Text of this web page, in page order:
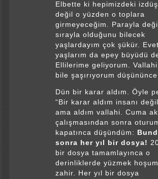
Elbette ki hepimizdeki
değil o yüzden o toplara
girmeyeceğim. Parayla
sırayla olduğunu bilecek
yaşlardayım çok şükür.
yaşlarım da epey büyüdü
Ellilerime geliyorum.
bile şaşırıyorum
Dün bir karar aldım. Öyle
“Bir karar aldım insanı
ama aldım vallahi. Cuma
çalışmasından sonra
kapatınca düşündüm:
sonra her yıl bir dosya!
bir dosya tamamlayınca o
derinliklerde yüzmek
zahir. Her yıl bir dosya